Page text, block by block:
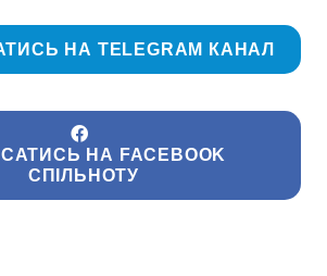
НА TELEGRAM КАНАЛ
НА FACEBOOK
СПІЛЬНОТУ